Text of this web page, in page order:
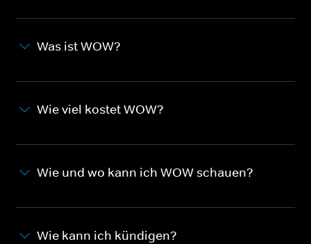
Was ist WOW?
Wie viel kostet WOW?
Wie und wo kann ich WOW schauen?
Wie kann ich kündigen?